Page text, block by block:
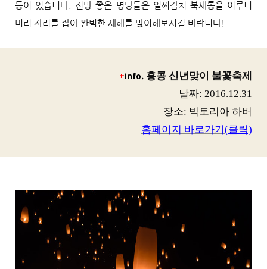
등이 있습니다. 전망 좋은 명당들은 일찌감치 북새통을 이루니
미리 자리를 잡아 완벽한 새해를 맞이해보시길 바랍니다!
+info. 홍콩 신년맞이 불꽃축제
날짜: 2016.12.31
장소: 빅토리아 하버
홈페이지 바로가기(클릭)